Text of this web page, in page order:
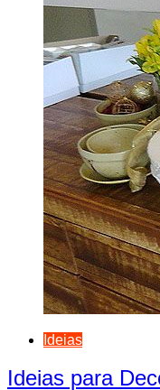
Ideias
Ideias para